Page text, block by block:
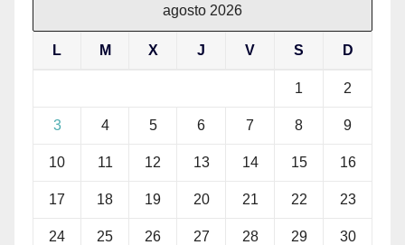
agosto 2026
L M X J V S D
1 2
3 4 5 6 7 8 9
10 11 12 13 14 15 16
17 18 19 20 21 22 23
24 25 26 27 28 29 30